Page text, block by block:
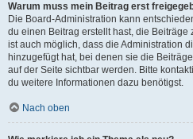
Warum muss mein Beitrag erst
Die Board-Administration kann
du einen Beitrag erstellt hast, die Beiträge
ist auch möglich, dass die Administration
hinzugefügt hat, bei denen sie die
auf der Seite sichtbar werden. Bitte
du weitere Informationen dazu benötigst.
Nach oben